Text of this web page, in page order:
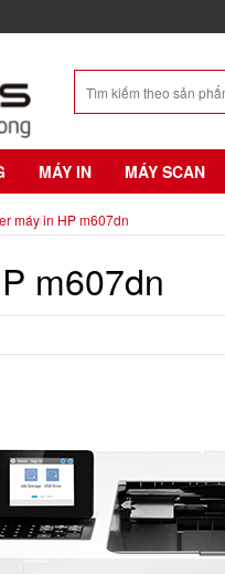
MÁY IN MÁY SCAN
máy in HP m607dn
m607dn